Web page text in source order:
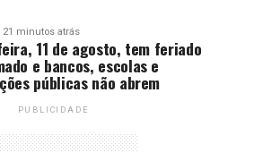
21 minutos atrás
11 de agosto, tem feriado
e bancos, escolas e
públicas não abrem
PUBLICIDADE